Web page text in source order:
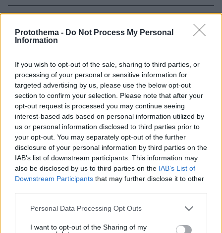
Protothema - Do Not Process My Personal
Information
If you wish to opt-out of the sale, sharing to third parties, or
processing of your personal or sensitive information for
targeted advertising by us, please use the below opt-out
section to confirm your selection. Please note that after your
opt-out request is processed you may continue seeing
interest-based ads based on personal information utilized by
us or personal information disclosed to third parties prior to
your opt-out. You may separately opt-out of the further
disclosure of your personal information by third parties on the
IAB’s list of downstream participants. This information may
also be disclosed by us to third parties on the IAB’s List of
Downstream Participants that may further disclose it to other
Please note that this website/app uses one or more Google
not limited to your visit or usage behaviour. You may click to
Personal Data Processing Opt Outs
I want to opt-out of the Sharing of my
Ναυαγοσώστης έδωσε μάχη με τα κύματα για να σώσει
γυναίκα σε παραλία των Χανίων, δείτε βίντεο
πριν 7 λεπτά
Δεν εξετάζουμε επί του παρόντος την επιβολή τελών
διέλευσης από τα Στενά του Ορμούζ, λέει η Τεχεράνη
Πρόγραμμα υποτροφιών Chevening για μεταπτυχιακές
σπουδές στο Ηνωμένο Βασίλειο, τι ισχύει για την
Ελλάδα
πριν 14 λεπτά
Βάνα Μπάρμπα για Νίκο Καλογερόπουλο: Έφυγε ένας
από τους μεγαλύτερους ηθοποιούς στην πατρίδα μας,
είχε υποτιμηθεί πολύ
πριν 14 λεπτά
πριν 15 λεπτά
«Υπήρξε επάρκεια και περίσσευμα»: Η απάντηση της